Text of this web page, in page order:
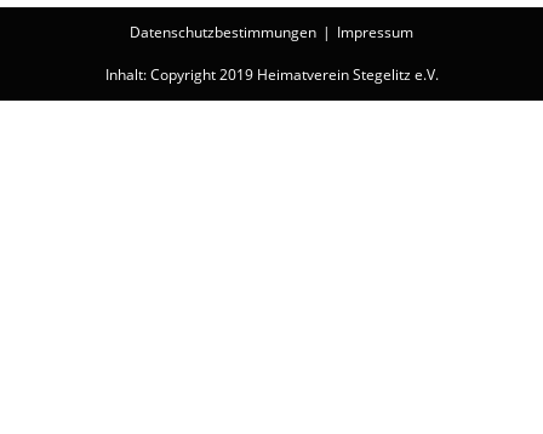
Datenschutzbestimmungen Impressum
Inhalt: Copyright 2019 Heimatverein Stegelitz e.V.